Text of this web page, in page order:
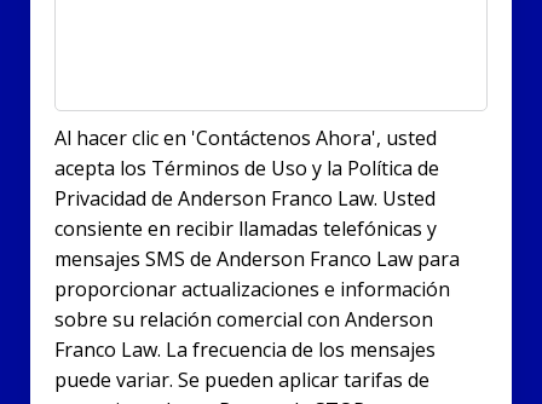
Al hacer clic en 'Contáctenos Ahora', usted
acepta los Términos de Uso y la Política de
Privacidad de Anderson Franco Law. Usted
consiente en recibir llamadas telefónicas y
mensajes SMS de Anderson Franco Law para
proporcionar actualizaciones e información
sobre su relación comercial con Anderson
Franco Law. La frecuencia de los mensajes
puede variar. Se pueden aplicar tarifas de